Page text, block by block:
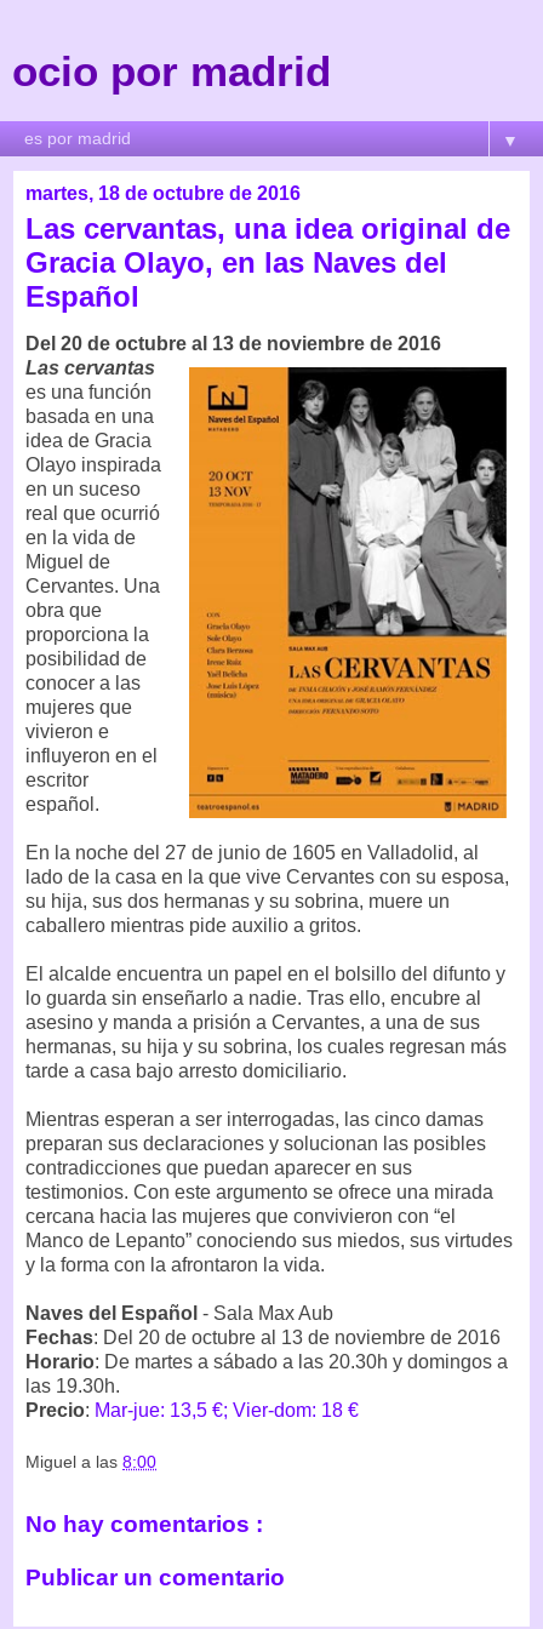
ocio por madrid
▼
martes, 18 de octubre de 2016
Las cervantas, una idea original de
Gracia Olayo, en las Naves del
Español
Del 20 de octubre al 13 de noviembre de 2016
Las cervantas
es una función
basada en una
idea de Gracia
Olayo inspirada
en un suceso
real que ocurrió
en la vida de
Miguel de
Cervantes. Una
obra que
proporciona la
posibilidad de
conocer a las
mujeres que
vivieron e
influyeron en el
escritor
español.
En la noche del 27 de junio de 1605 en Valladolid, al
lado de la casa en la que vive Cervantes con su esposa,
su hija, sus dos hermanas y su sobrina, muere un
caballero mientras pide auxilio a gritos.
El alcalde encuentra un papel en el bolsillo del difunto y
lo guarda sin enseñarlo a nadie. Tras ello, encubre al
asesino y manda a prisión a Cervantes, a una de sus
hermanas, su hija y su sobrina, los cuales regresan más
tarde a casa bajo arresto domiciliario.
Mientras esperan a ser interrogadas, las cinco damas
preparan sus declaraciones y solucionan las posibles
contradicciones que puedan aparecer en sus
testimonios. Con este argumento se ofrece una mirada
cercana hacia las mujeres que convivieron con “el
Manco de Lepanto” conociendo sus miedos, sus virtudes
y la forma con la afrontaron la vida.
Naves del Español - Sala Max Aub
Fechas: Del 20 de octubre al 13 de noviembre de 2016
Horario: De martes a sábado a las 20.30h y domingos a
las 19.30h.
Precio: Mar-jue: 13,5 €; Vier-dom: 18 €
Miguel a las 8:00
No hay comentarios :
Publicar un comentario